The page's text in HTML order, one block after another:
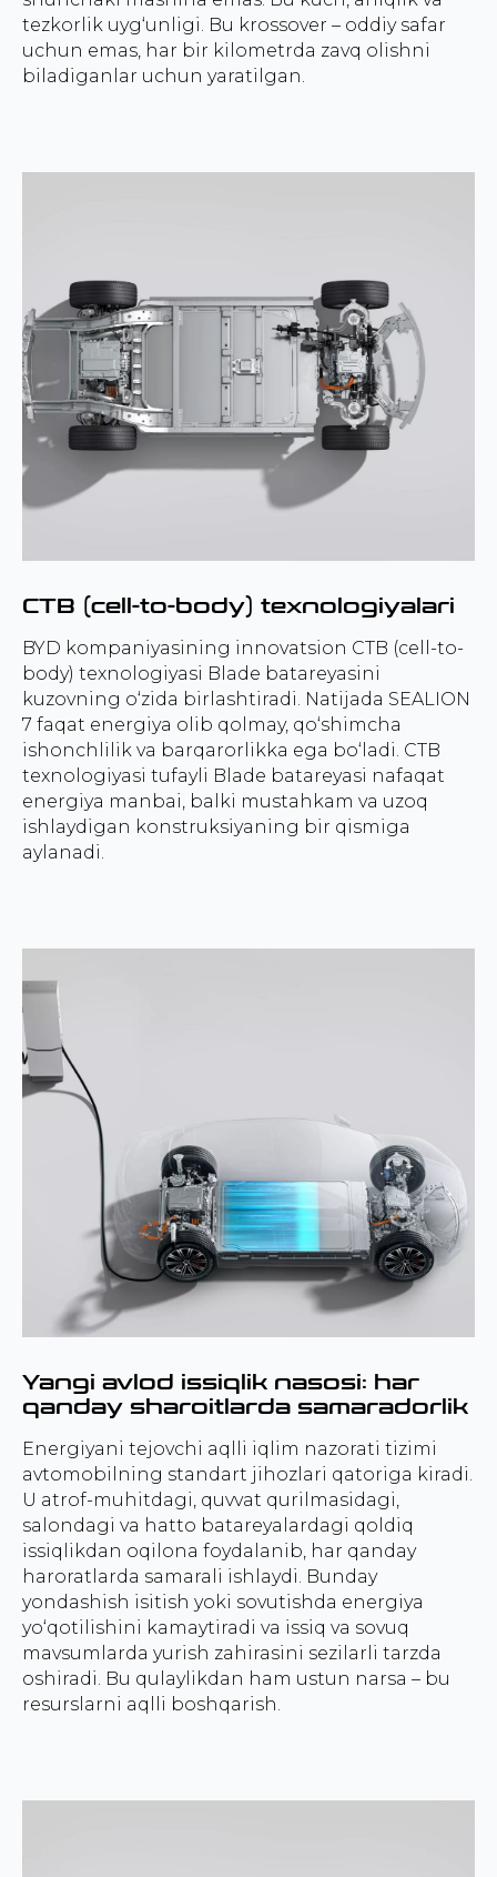
tezkorlik uyg‘unligi. Bu krossover – oddiy safar
uchun emas, har bir kilometrda zavq olishni
biladiganlar uchun yaratilgan.
CTB (cell-to-body) texnologiyalari
BYD kompaniyasining innovatsion CTB (cell-to-
body) texnologiyasi Blade batareyasini
kuzovning o‘zida birlashtiradi. Natijada SEALION
7 faqat energiya olib qolmay, qo‘shimcha
ishonchlilik va barqarorlikka ega bo‘ladi. CTB
texnologiyasi tufayli Blade batareyasi nafaqat
energiya manbai, balki mustahkam va uzoq
ishlaydigan konstruksiyaning bir qismiga
aylanadi.
Yangi avlod issiqlik nasosi: har
qanday sharoitlarda samaradorlik
Energiyani tejovchi aqlli iqlim nazorati tizimi
avtomobilning standart jihozlari qatoriga kiradi.
U atrof-muhitdagi, quvvat qurilmasidagi,
salondagi va hatto batareyalardagi qoldiq
issiqlikdan oqilona foydalanib, har qanday
haroratlarda samarali ishlaydi. Bunday
yondashish isitish yoki sovutishda energiya
yo‘qotilishini kamaytiradi va issiq va sovuq
mavsumlarda yurish zahirasini sezilarli tarzda
oshiradi. Bu qulaylikdan ham ustun narsa – bu
resurslarni aqlli boshqarish.